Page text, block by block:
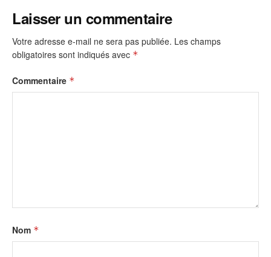
Laisser un commentaire
Votre adresse e-mail ne sera pas publiée. Les champs
obligatoires sont indiqués avec *
Commentaire *
Nom *